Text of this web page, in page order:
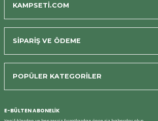
KAMPSETİ.COM
SİPARİŞ VE ÖDEME
POPÜLER KATEGORİLER
E-BÜLTEN ABONELİK
Bizi Arayın